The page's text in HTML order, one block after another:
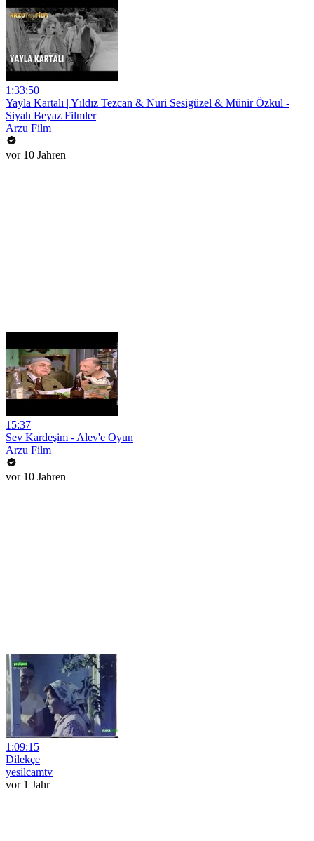
1:33:50
Yayla Kartalı | Yıldız Tezcan & Nuri Sesigüzel & Münir Özkul -
Siyah Beyaz Filmler
Arzu Film
vor 10 Jahren
15:37
Sev Kardeşim - Alev'e Oyun
Arzu Film
vor 10 Jahren
1:09:15
Dilekçe
yesilcamtv
vor 1 Jahr